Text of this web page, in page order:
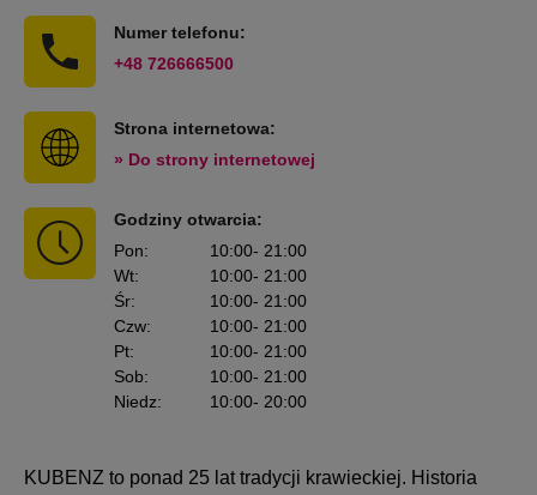
Numer telefonu:
+48 726666500
Strona internetowa:
» Do strony internetowej
Godziny otwarcia:
Pon: 10:00- 21:00
Wt: 10:00- 21:00
Śr: 10:00- 21:00
Czw: 10:00- 21:00
Pt: 10:00- 21:00
Sob: 10:00- 21:00
Niedz: 10:00- 20:00
KUBENZ to ponad 25 lat tradycji krawieckiej. Historia